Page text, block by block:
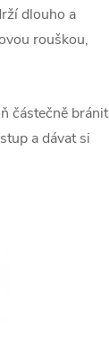
dlouho a
rouškou,
částečně bránit
a dávat si